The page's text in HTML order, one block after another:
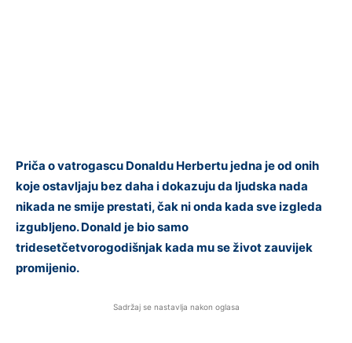
Priča o vatrogascu Donaldu Herbertu jedna je od onih
koje ostavljaju bez daha i dokazuju da ljudska nada
nikada ne smije prestati, čak ni onda kada sve izgleda
izgubljeno. Donald je bio samo
tridesetčetvorogodišnjak kada mu se život zauvijek
promijenio.
Sadržaj se nastavlja nakon oglasa